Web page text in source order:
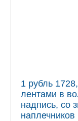
1 рубль
лентами в
надпись, со
наплечников